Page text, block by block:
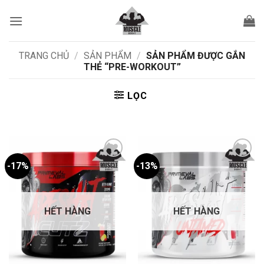
qua
dungTRANG CHỦ / SẢN PHẨM / SẢN PHẨM ĐƯỢC GẮN
THẺ “PRE-WORKOUT”
LỌC
-17%
Add to
wishlist
HẾT HÀNG
-13%
Add to
wishlist
HẾT HÀNG